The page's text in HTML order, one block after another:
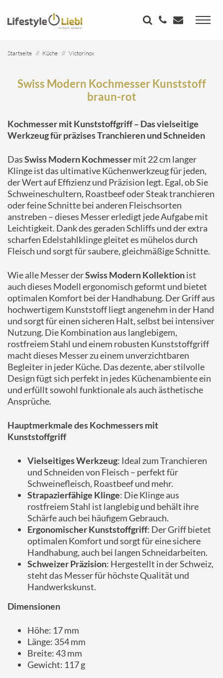
Startseite Küche
Victorinox
Swiss Modern Kochmesser Kunststoff
braun-rot
Kochmesser mit Kunststoffgriff – Das vielseitige
Werkzeug für präzises Tranchieren und Schneiden
DasSwiss Modern Kochmessermit 22 cm langer
Klinge ist das ultimative Küchenwerkzeug für jeden,
der Wert auf Effizienz und Präzision legt. Egal, ob Sie
Schweineschultern, Roastbeef oder Steak tranchieren
oder feine Schnitte bei anderen Fleischsorten
anstreben – dieses Messer erledigt jede Aufgabe mit
Leichtigkeit. Dank des geraden Schliffs und der extra
scharfen Edelstahlklinge gleitet es mühelos durch
Fleisch und sorgt für saubere, gleichmäßige Schnitte.
Wie alle Messer derSwiss Modern Kollektionist
auch dieses Modell ergonomisch geformt und bietet
optimalen Komfort bei der Handhabung. Der Griff aus
hochwertigem Kunststoff liegt angenehm in der Hand
und sorgt für einen sicheren Halt, selbst bei intensiver
Nutzung. Die Kombination aus langlebigem,
rostfreiem Stahl und einem robusten Kunststoffgriff
macht dieses Messer zu einem unverzichtbaren
Begleiter in jeder Küche. Das dezente, aber stilvolle
Design fügt sich perfekt in jedes Küchenambiente ein
und erfüllt sowohl funktionale als auch ästhetische
Ansprüche.
Hauptmerkmale des Kochmessers mit
Kunststoffgriff
Vielseitiges Werkzeug: Ideal zum Tranchieren
und Schneiden von Fleisch – perfekt für
Schweinefleisch, Roastbeef und mehr.
Strapazierfähige Klinge: Die Klinge aus
rostfreiem Stahl ist langlebig und behält ihre
Schärfe auch bei häufigem Gebrauch.
Ergonomischer Kunststoffgriff: Der Griff bietet
optimalen Komfort und sorgt für eine sichere
Handhabung, auch bei langen Schneidarbeiten.
Schweizer Präzision: Hergestellt in der Schweiz,
steht das Messer für höchste Qualität und
Handwerkskunst.
Dimensionen
Höhe: 17 mm
Länge: 354 mm
Breite: 43 mm
Gewicht: 117 g